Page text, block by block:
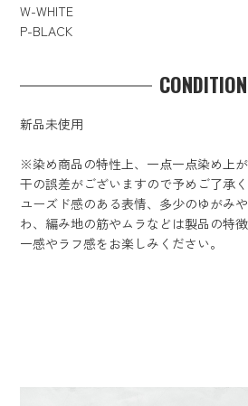
W-WHITE
P-BLACK
CONDITION
新品未使用
※染め商品の特性上、一点一点染め上
干の誤差がございますので予めご了承
ユーズド感のある表情、多少のゆがみ
わ、編み地の筋やムラなどは製品の特
一感やラフ感をお楽しみください。